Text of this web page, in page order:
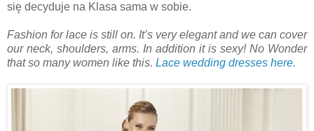
się decyduje na Klasa sama w sobie.
Fashion for lace is still on. It’s very elegant and we can cover
our neck, shoulders, arms. In addition it is sexy! No Wonder
that so many women like this. Lace wedding dresses here.